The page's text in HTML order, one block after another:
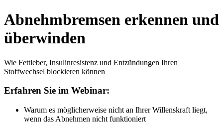
Abnehmbremsen erkennen und
überwinden
Wie Fettleber, Insulinresistenz und Entzündungen Ihren
Stoffwechsel blockieren können
Erfahren Sie im Webinar:
Warum es möglicherweise nicht an Ihrer Willenskraft liegt,
wenn das Abnehmen nicht funktioniert